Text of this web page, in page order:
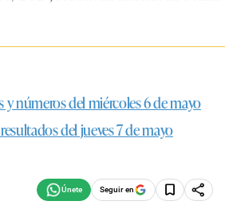
y números del miércoles 6 de mayo
del jueves 7 de mayo
Seguir en